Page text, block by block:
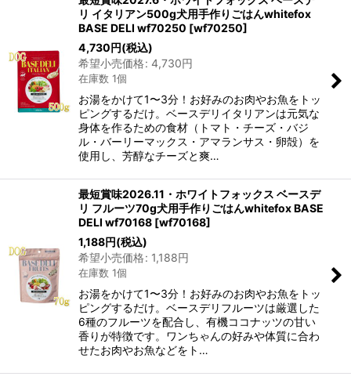
リ イタリアン500g犬用手作りごはんwhitefox
BASE DELI wf70250 [wf70250]
4,730円(税込)
希望小売価格: 4,730円
在庫数 1個
お湯をかけて1〜3分！お好みのお肉やお魚をトッ
ピングするだけ。ベースデリイタリアンは元気な
身体を作るための食材（トマト・チーズ・バジ
ル・バーリーマックス・アマランサス・卵殻）を
使用し、芳醇なチーズと爽…
最短賞味2026.11・ホワイトフォックス ベースデ
リ フルーツ70g犬用手作りごはんwhitefox BASE
DELI wf70168 [wf70168]
1,188円(税込)
希望小売価格: 1,188円
在庫数 1個
お湯をかけて1〜3分！お好みのお肉やお魚をトッ
ピングするだけ。ベースデリフルーツは厳選した
6種のフルーツを配合し、有機ココナッツの甘い
香りが特徴です。ワンちゃんの好みや体質に合わ
せたお肉やお魚などをト…